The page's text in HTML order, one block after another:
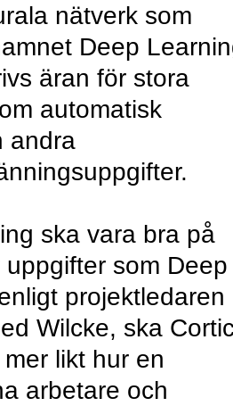
nätverk som
Deep
äran för stora
automatisk
andra
ska vara bra på
som Deep
projektledaren
Wilcke, ska
likt hur en
arbetare och